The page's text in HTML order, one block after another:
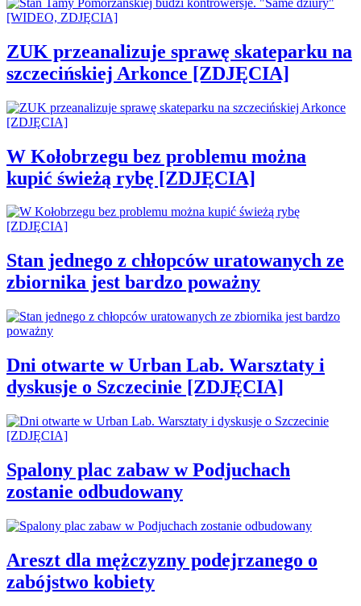
ZUK przeanalizuje sprawę skateparku na
szczecińskiej Arkonce [ZDJĘCIA]
W Kołobrzegu bez problemu można
kupić świeżą rybę [ZDJĘCIA]
Stan jednego z chłopców uratowanych ze
zbiornika jest bardzo poważny
Dni otwarte w Urban Lab. Warsztaty i
dyskusje o Szczecinie [ZDJĘCIA]
Spalony plac zabaw w Podjuchach
zostanie odbudowany
Areszt dla mężczyzny podejrzanego o
zabójstwo kobiety